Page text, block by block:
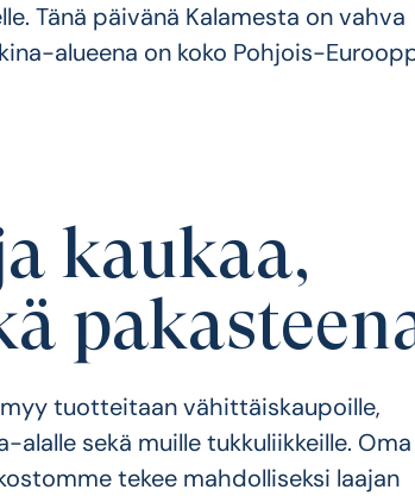
Tänä päivänä Kalamesta on vahva
alueena on koko Pohjois-
kaukaa,
tuotteitaan vähittäiskaupoille,
sekä muille tukkuliikkeille. Oma
tekee mahdolliseksi laajan